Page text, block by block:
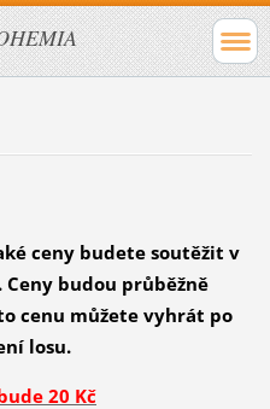
ceny budete soutěžit v
budou průběžně
cenu můžete vyhrát po
losu.
20 Kč